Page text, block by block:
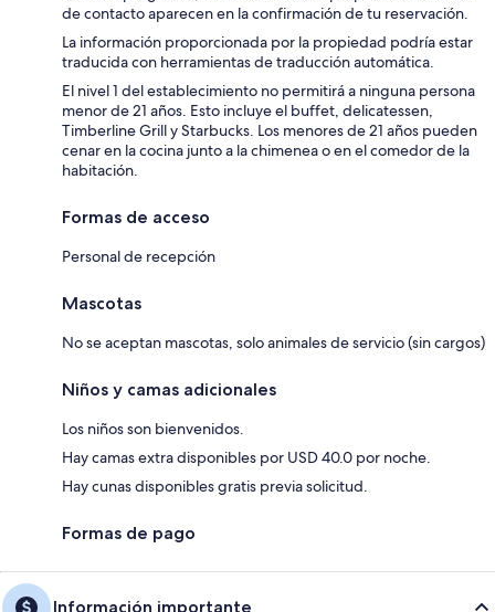
de contacto aparecen en la confirmación de tu reservación.
La información proporcionada por la propiedad podría estar
traducida con herramientas de traducción automática.
El nivel 1 del establecimiento no permitirá a ninguna persona
menor de 21 años. Esto incluye el buffet, delicatessen,
Timberline Grill y Starbucks. Los menores de 21 años pueden
cenar en la cocina junto a la chimenea o en el comedor de la
habitación.
Formas de acceso
Personal de recepción
Mascotas
No se aceptan mascotas, solo animales de servicio (sin cargos)
Niños y camas adicionales
Los niños son bienvenidos.
Hay camas extra disponibles por USD 40.0 por noche.
Hay cunas disponibles gratis previa solicitud.
Formas de pago
Información importante